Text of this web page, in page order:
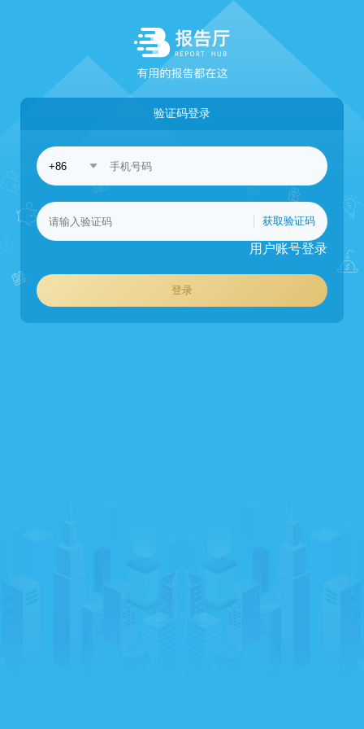
验证码登录
获取验证码
用户账号登录
登录